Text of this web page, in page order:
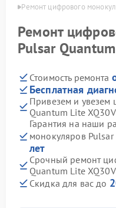
Ремонт цифрового
Ремонт
Pulsar
Стоимость ремонта
Бесплатная
Привезем и увезем
Quantum Lite
Гарантия на наши
монокуляров
лет
Срочный ремонт
Quantum Lite
Скидка для вас до